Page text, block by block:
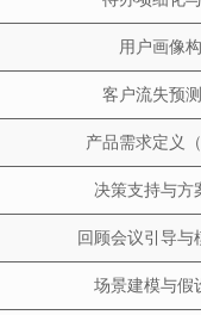
用户画像
客户流失预
产品需求定义（
决策支持与方
回顾会议引导与
场景建模与假